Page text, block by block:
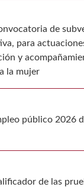
de
para
y
la mujer
público 2026
de las